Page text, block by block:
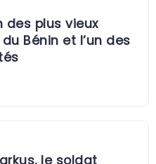
des plus vieux
Bénin et l’un des